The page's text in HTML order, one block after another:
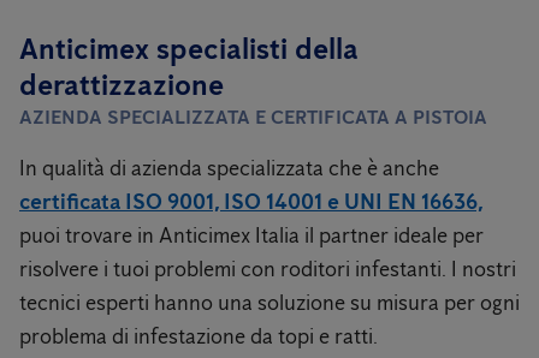
Anticimex specialisti della
derattizzazione
AZIENDA SPECIALIZZATA E CERTIFICATA A PISTOIA
In qualità di azienda specializzata che è anche
certificata ISO 9001, ISO 14001 e UNI EN 16636,
puoi trovare in Anticimex Italia il partner ideale per
risolvere i tuoi problemi con roditori infestanti. I nostri
tecnici esperti hanno una soluzione su misura per ogni
problema di infestazione da topi e ratti.